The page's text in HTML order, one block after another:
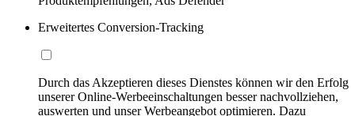
Erweitertes Conversion-Tracking
Durch das Akzeptieren dieses Dienstes können wir den Erfolg
unserer Online-Werbeeinschaltungen besser nachvollziehen,
auswerten und unser Werbeangebot optimieren. Dazu